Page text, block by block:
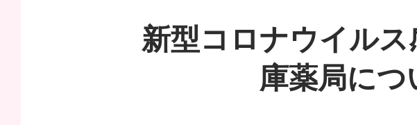
新型コロナウイル
庫薬局につ